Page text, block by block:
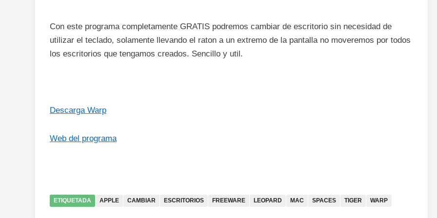
Con este programa completamente GRATIS podremos cambiar de escritorio sin necesidad de
utilizar el teclado, solamente llevando el raton a un extremo de la pantalla no moveremos por todos
los escritorios que tengamos creados. Sencillo y util.
Descarga Warp
Web del programa
ETIQUETADA APPLE CAMBIAR ESCRITORIOS FREEWARE LEOPARD MAC SPACES TIGER WARP